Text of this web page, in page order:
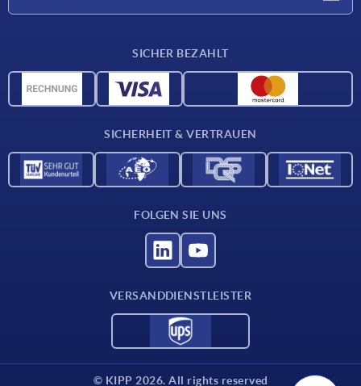
CAD-Daten
SICHER BEZAHLT
SICHERHEIT & VERTRAUEN
FOLGEN SIE UNS
VERSANDDIENSTLEISTER
© KIPP 2026. All rights reserved